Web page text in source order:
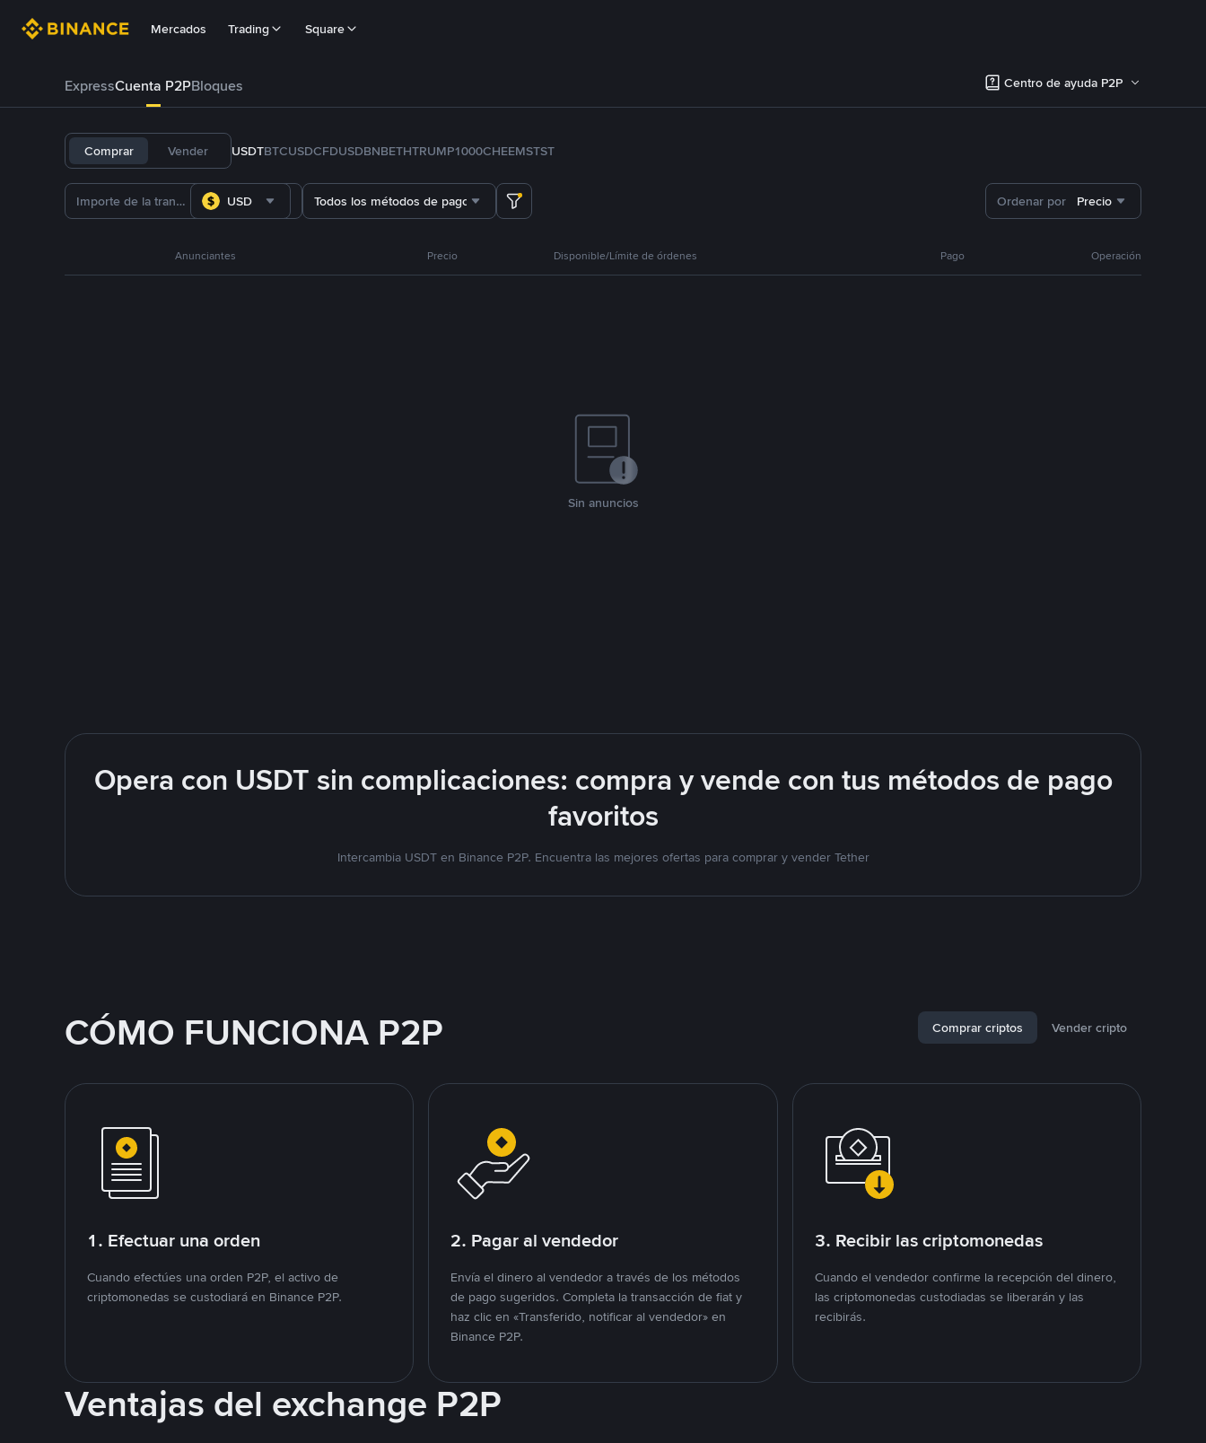
Mercados Trading Square
ExpressCuenta P2PBloques Centro de ayuda P2P
Comprar Vender USDTBTCUSDCFDUSDBNBETHTRUMP1000CHEEMSTST
USD Todos los métodos de pago Ordenar por Precio
Anunciantes Precio Disponible/Límite de órdenes Pago Operación
Sin anuncios
Opera con USDT sin complicaciones: compra y vende con tus métodos de pago
favoritos
Intercambia USDT en Binance P2P. Encuentra las mejores ofertas para comprar y vender Tether
CÓMO FUNCIONA P2P Comprar criptos Vender cripto
1. Efectuar una orden
Cuando efectúes una orden P2P, el activo de
criptomonedas se custodiará en Binance P2P.
2. Pagar al vendedor
Envía el dinero al vendedor a través de los métodos
de pago sugeridos. Completa la transacción de fiat y
haz clic en «Transferido, notificar al vendedor» en
Binance P2P.
3. Recibir las criptomonedas
Cuando el vendedor confirme la recepción del dinero,
las criptomonedas custodiadas se liberarán y las
recibirás.
Ventajas del exchange P2P